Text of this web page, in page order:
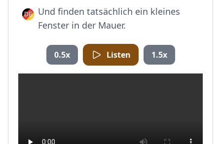
Und finden tatsächlich ein kleines
Fenster in der Mauer.
0.5x Listen 1.5x